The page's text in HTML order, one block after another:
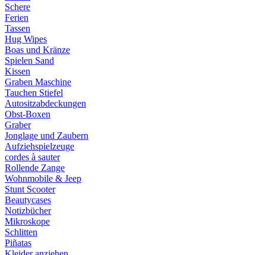
Schere
Ferien
Tassen
Hug Wipes
Boas und Kränze
Spielen Sand
Kissen
Graben Maschine
Tauchen Stiefel
Autositzabdeckungen
Obst-Boxen
Graber
Jonglage und Zaubern
Aufziehspielzeuge
cordes à sauter
Rollende Zange
Wohnmobile & Jeep
Stunt Scooter
Beautycases
Notizbücher
Mikroskope
Schlitten
Piñatas